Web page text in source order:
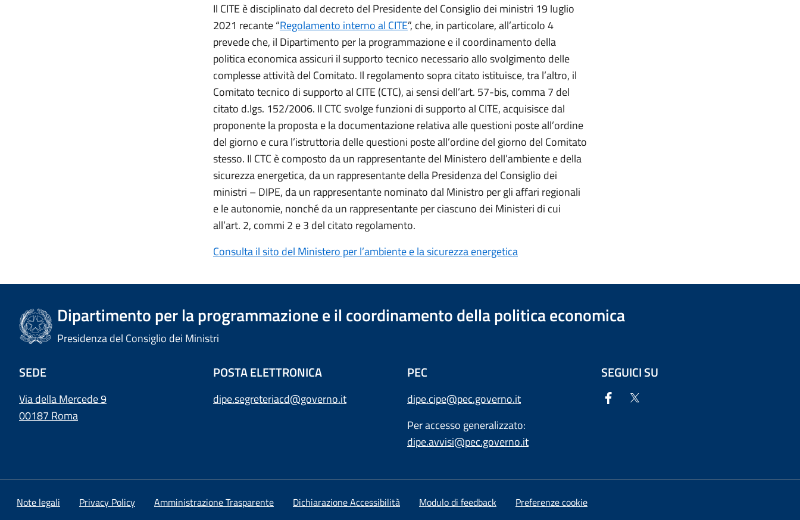
Il CITE è disciplinato dal decreto del Presidente del Consiglio dei ministri 19 luglio
2021 recante “Regolamento interno al CITE”, che, in particolare, all’articolo 4
prevede che, il Dipartimento per la programmazione e il coordinamento della
politica economica assicuri il supporto tecnico necessario allo svolgimento delle
complesse attività del Comitato. Il regolamento sopra citato istituisce, tra l’altro, il
Comitato tecnico di supporto al CITE (CTC), ai sensi dell’art. 57-bis, comma 7 del
citato d.lgs. 152/2006. Il CTC svolge funzioni di supporto al CITE, acquisisce dal
proponente la proposta e la documentazione relativa alle questioni poste all’ordine
del giorno e cura l’istruttoria delle questioni poste all’ordine del giorno del Comitato
stesso. Il CTC è composto da un rappresentante del Ministero dell’ambiente e della
sicurezza energetica, da un rappresentante della Presidenza del Consiglio dei
ministri – DIPE, da un rappresentante nominato dal Ministro per gli affari regionali
e le autonomie, nonché da un rappresentante per ciascuno dei Ministeri di cui
all’art. 2, commi 2 e 3 del citato regolamento.
Consulta il sito del Ministero per l’ambiente e la sicurezza energetica
Dipartimento per la programmazione e il coordinamento della politica economica
Presidenza del Consiglio dei Ministri
SEDE
Via della Mercede 9
00187 Roma
POSTA ELETTRONICA
dipe.segreteriacd@governo.it
PEC
dipe.cipe@pec.governo.it
Per accesso generalizzato:
dipe.avvisi@pec.governo.it
SEGUICI SU
Note legali Privacy Policy Amministrazione Trasparente Dichiarazione Accessibilità Modulo di feedback Preferenze cookie